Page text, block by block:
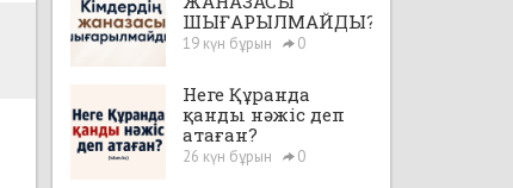
ШЫҒАРЫЛМАЙДЫ?
19 күн бұрын 0
Неге Құранда
қанды нәжіс деп
атаған?
26 күн бұрын 0